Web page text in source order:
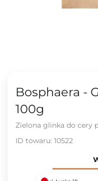
Bosphaera -
100g
Zielona glinka do cery
ID towaru: 10522